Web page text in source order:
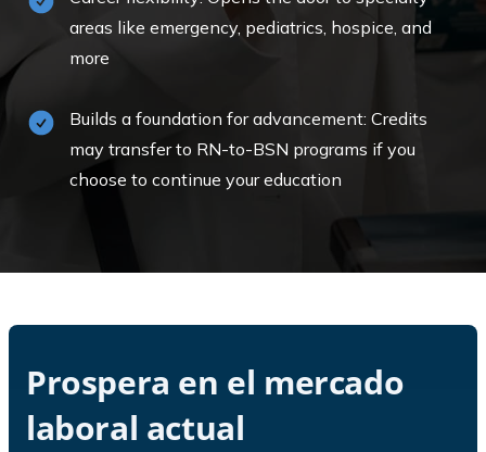
areas like emergency, pediatrics, hospice, and
more
Builds a foundation for advancement: Credits
may transfer to RN-to-BSN programs if you
choose to continue your education
Prospera en el mercado
laboral actual